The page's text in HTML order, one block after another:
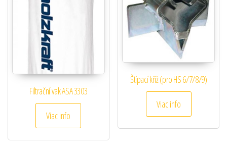
Filtrační vak ASA 3303
Viac info
Štípací kříž (pro HS 6/7/8/9)
Viac info